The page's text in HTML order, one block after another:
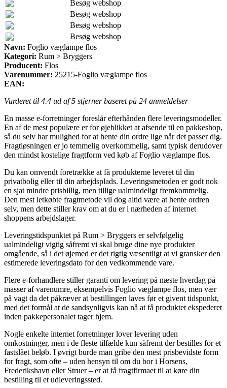
Besøg webshop
Besøg webshop
Besøg webshop
Besøg webshop
Navn: Foglio væglampe flos
Kategori: Rum > Bryggers
Producent: Flos
Varenummer: 25215-Foglio væglampe flos
EAN:
Vurderet til 4.4 ud af 5 stjerner baseret på 24 anmeldelser
En masse e-forretninger foreslår efterhånden flere leveringsmodeller.
En af de mest populære er for øjeblikket at afsende til en pakkeshop,
så du selv har mulighed for at hente din ordre lige når det passer dig.
Fragtløsningen er jo temmelig overkommelig, samt typisk derudover
den mindst kostelige fragtform ved køb af Foglio væglampe flos.
Du kan omvendt foretrække at få produkterne leveret til din
privatbolig eller til din arbejdsplads. Leveringsmetoden er godt nok
en sjat mindre prisbillig, men tillige ualmindeligt fremkommelig.
Den mest letkøbte fragtmetode vil dog altid være at hente ordren
selv, men dette stiller krav om at du er i nærheden af internet
shoppens arbejdslager.
Leveringstidspunktet på Rum > Bryggers er selvfølgelig
ualmindeligt vigtig såfremt vi skal bruge dine nye produkter
omgående, så i det øjemed er det rigtig væsentligt at vi gransker den
estimerede leveringsdato for den vedkommende vare.
Flere e-forhandlere stiller garanti om levering på næste hverdag på
masser af varenumre, eksempelvis Foglio væglampe flos, men vær
på vagt da det påkræver at bestillingen laves før et givent tidspunkt,
med det formål at de sandsynligvis kan nå at få produktet ekspederet
inden pakkepersonalet tager hjem.
Nogle enkelte internet forretninger lover levering uden
omkostninger, men i de fleste tilfælde kun såfremt der bestilles for et
fastslået beløb. I øvrigt burde man gribe den mest prisbevidste form
for fragt, som ofte – uden hensyn til om du bor i Horsens,
Frederikshavn eller Struer – er at få fragtfirmaet til at køre din
bestilling til et udleveringssted.